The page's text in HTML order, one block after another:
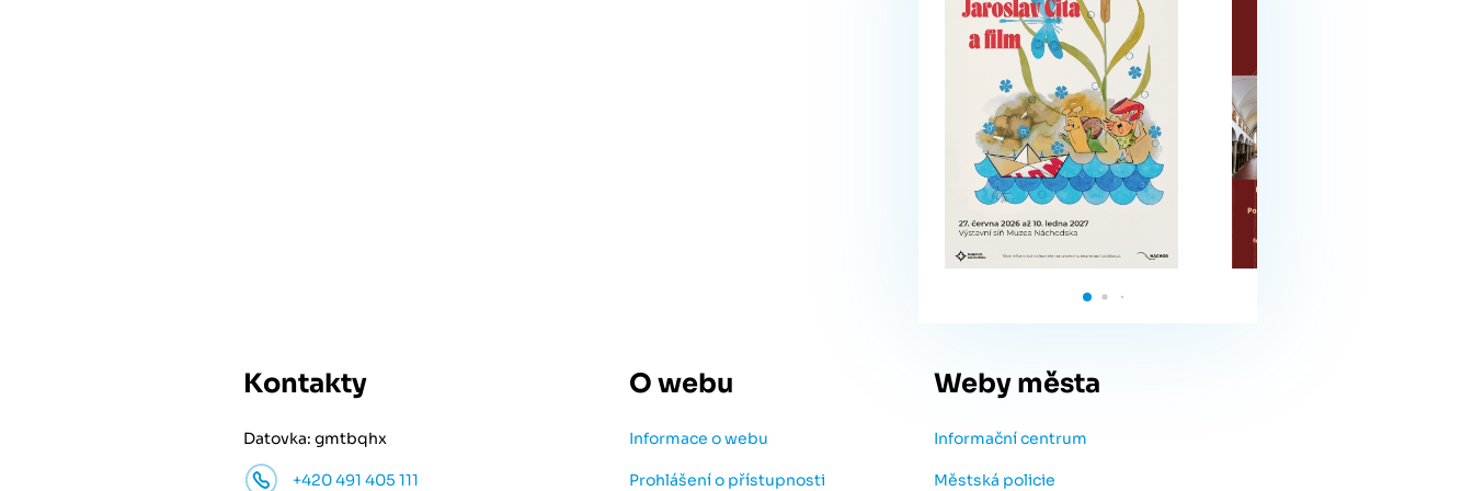
Kontakty
Datovka: gmtbqhx
+420 491 405 111
O webu
Informace o webu
Prohlášení o přístupnosti
Weby města
Informační centrum
Městská policie